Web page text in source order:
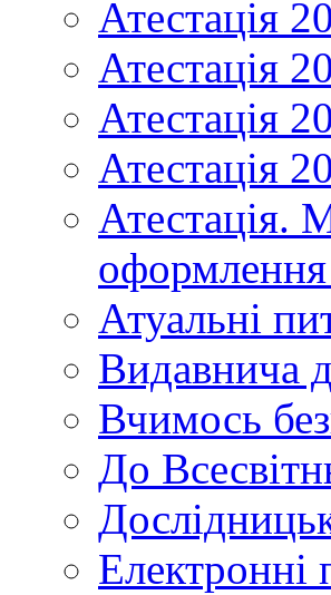
Атестація
Атестація
Атестація
Атестація
Атестація.
оформлення
Атуальні
Видавнича
Вчимось
До
Електронні